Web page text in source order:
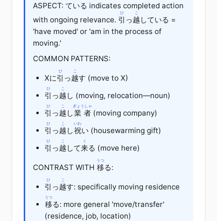
ASPECT: ている indicates completed action
with ongoing relevance. 引
ひ
っ越
こ
している =
'have moved' or 'am in the process of
moving.'
COMMON PATTERNS:
Xに引
ひ
っ越
こ
す (move to X)
引
ひ
っ越
こ
し (moving, relocation—noun)
引
ひ
っ越
こ
し業者
ぎょうしゃ
(moving company)
引
ひ
っ越
こ
し祝
いわ
い (housewarming gift)
引
ひ
っ越
こ
して来
く
る (move here)
CONTRAST WITH 移
うつ
る:
引
ひ
っ越
こ
す: specifically moving residence
移
うつ
る: more general 'move/transfer'
(residence, job, location)